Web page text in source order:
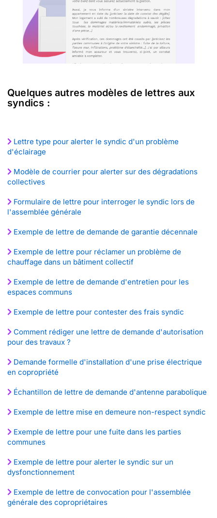
Quelques autres modèles de lettres aux
syndics :
Lettre type pour alerter le syndic d'un problème
d'éclairage
Modèle de courrier pour alerter sur des dégradations
collectives
Formulaire de lettre pour interroger le syndic lors de
l'assemblée générale
Exemple de lettre de demande de garantie décennale
Exemple de lettre pour réclamer un problème de
chauffage dans un bâtiment collectif
Exemple de lettre de demande d'entretien pour les
espaces communs
Exemple de lettre pour contester des frais syndic
Comment rédiger une lettre de demande d'autorisation
pour des travaux ?
Demande formelle d'installation d'une prise électrique
en copropriété
Échantillon de lettre de demande d'antenne parabolique
Exemple de lettre mise en demeure non-respect syndic
Exemple de lettre pour une fuite dans les parties
communes
Exemple de lettre pour alerter le syndic sur un
dysfonctionnement
Exemple de lettre de convocation pour l'assemblée
générale des copropriétaires